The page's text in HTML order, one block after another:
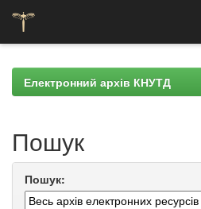
navigationЕлектронний архів КНУТД
Пошук
Пошук: